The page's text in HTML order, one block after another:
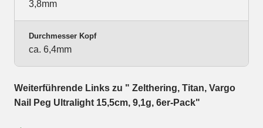
3,8mm
Durchmesser Kopf
ca. 6,4mm
Weiterführende Links zu " Zelthering, Titan, Vargo
Nail Peg Ultralight 15,5cm, 9,1g, 6er-Pack"